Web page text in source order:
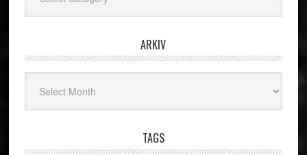
ARKIV
TAGS